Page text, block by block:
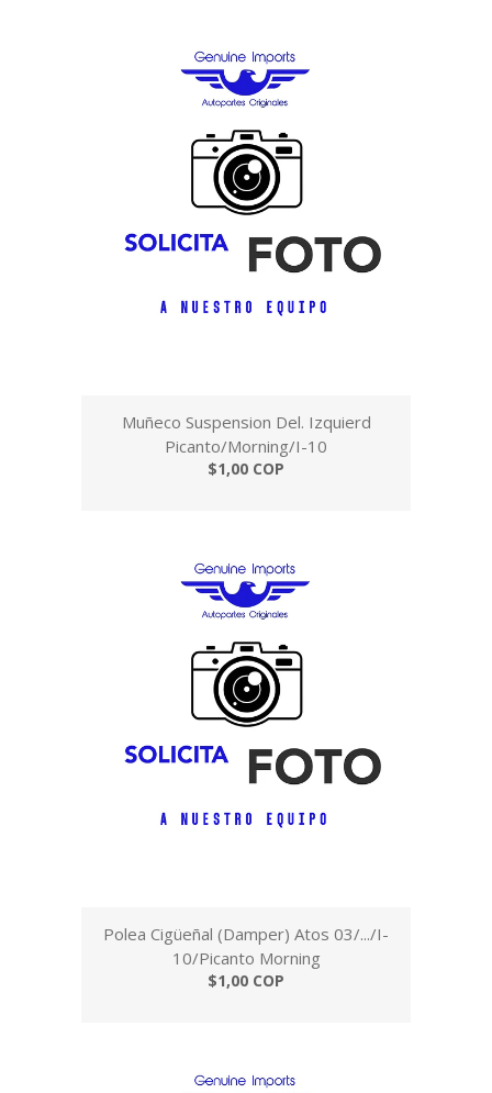
Muñeco Suspension Del. Izquierd
Picanto/Morning/I-10
$1,00 COP
Polea Cigüeñal (Damper) Atos 03/.../I-
10/Picanto Morning
$1,00 COP